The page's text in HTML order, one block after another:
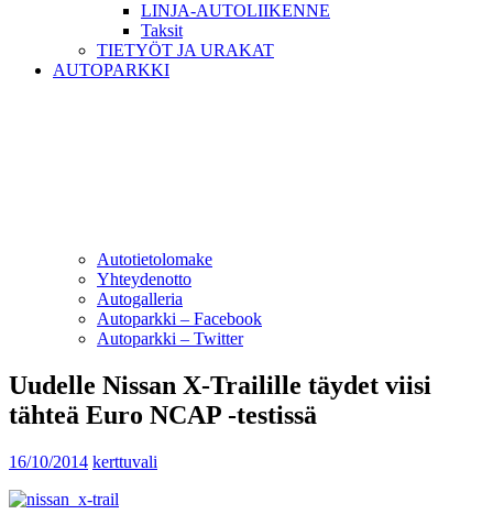
LINJA-AUTOLIIKENNE
Taksit
TIETYÖT JA URAKAT
AUTOPARKKI
Autotietolomake
Yhteydenotto
Autogalleria
Autoparkki – Facebook
Autoparkki – Twitter
Uudelle Nissan X-Trailille täydet viisi
tähteä Euro NCAP -testissä
16/10/2014 kerttuvali